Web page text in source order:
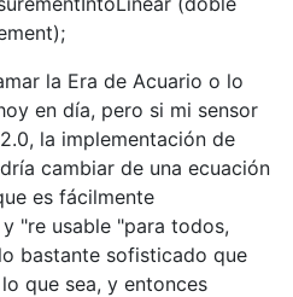
la Era de Acuario o lo
en día, pero si mi sensor
la implementación de
cambiar de una ecuación
es fácilmente
"re usable "para todos,
bastante sofisticado que
que sea, y entonces